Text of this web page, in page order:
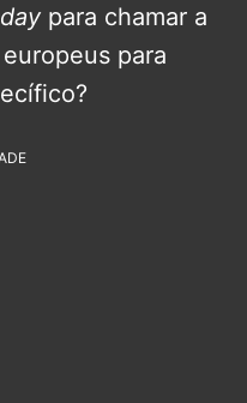
para chamar a
para